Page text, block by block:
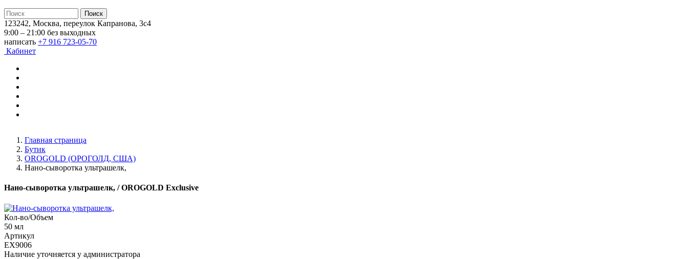
123242, Москва, переулок Капранова, 3с4
9:00 – 21:00 без выходных
написать +7 916 723-05-70
Кабинет
Главная страница
Бутик
OROGOLD (ОРОГОЛД, США)
Нано-сыворотка ультрашелк,
Нано-сыворотка ультрашелк, / OROGOLD Exclusive
Кол-во/Объем
50 мл
Артикул
EX9006
Наличие уточняется у администратора